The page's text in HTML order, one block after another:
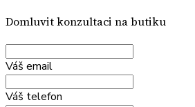
Domluvit konzultaci na butiku
Váš email
Váš telefon